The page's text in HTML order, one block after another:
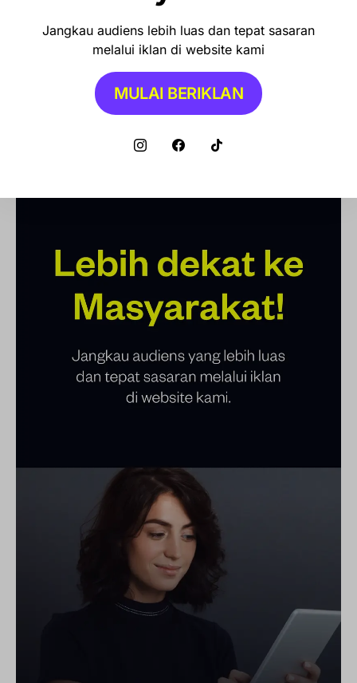
NEWS
Pemkot Makassar Tunda Sanksi
Pemilahan Sampah, Pilih Cara Ini Dulu
Jangkau audiens lebih luas dan tepat sasaran
melalui iklan di website kami
MULAI BERIKLAN